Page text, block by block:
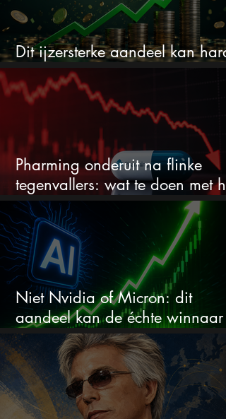
Dit ijzersterke aandeel kan hard
stijgen maar bijna niemand kijkt
Pharming onderuit na flinke
tegenvallers: wat te doen met
aandeel?
Niet Nvidia of Micron: dit
aandeel kan de échte winnaar
van de AI-race worden